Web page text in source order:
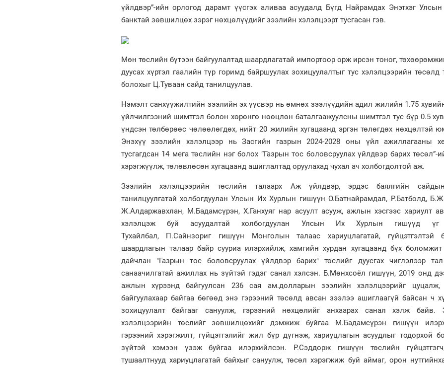
үйлдвэр”-ийн орлогод дарамт үүсгэх аливаа асуудалд Бүгд Найрамдах Энэтхэг
банктай зөвшилцөх зэрэг нөхцөлүүдийг зээлийн хэлэлцээрт тусгасан гэв.
Мөн төслийн бүтээн байгуулалтад шаардлагатай импортоор орж ирсэн тоног,
дуусах хүртэл гаалийн түр горимд байршуулах зохицуулалтыг тус хэлэлцээрийн төсөлд
болохыг Ц.Туваан сайд танилцуулав.
Нэмэлт санхүүжилтийн зээлийн эх үүсвэр нь өмнөх зээлүүдийн адил жилийн 1.75
үйлчилгээний шимтгэл болон хөрөнгө нөөцлөн баталгаажуулсны шимтгэл тус бүр 0.5
үндсэн төлбөрөөс чөлөөлөгдөх, нийт 20 жилийн хугацаанд эргэн төлөгдөх нөхцөлтэй
Энэхүү зээлийн хэлэлцээр нь Засгийн газрын 2024-2028 оны үйл ажиллагааны
тусгагдсан 14 мега төслийн нэг болох “Газрын тос боловсруулах үйлдвэр барих төсөл”-
хэрэгжүүлж, төлөвлөсөн хугацаанд ашиглалтад оруулахад чухал ач холбогдолтой аж.
Зээлийн хэлэлцээрийн төслийн талаарх Аж үйлдвэр, эрдэс баялгийн
танилцуулгатай холбогдуулан Улсын Их Хурлын гишүүн О.Батнайрамдал, Р.Батболд,
Ж.Алдаржавхлан, М.Бадамсүрэн, Х.Ганхуяг нар асуулт асууж, ажлын хэсгээс хариулт
хэлэлцэж буй асуудалтай холбогдуулан Улсын Их Хурлын гишүүд үг
Тухайлбал, П.Сайнзориг гишүүн Монголын талаас хариуцлагатай, гүйцэтгэлтэй
шаардлагын талаар байр сууриа илэрхийлж, хамгийн хурдан хугацаанд бүх
дайчлан "Газрын тос боловсруулах үйлдвэр барих" төслийг дуусгах чиглэлээр
санаачилгатай ажиллах нь зүйтэй гэдэг санал хэлсэн. Б.Мөнхсоёл гишүүн, 2019 онд
ажлын хүрээнд байгуулсан 236 сая ам.долларын зээлийн хэлэлцээрийг
байгуулахаар байгаа бөгөөд энэ гэрээний төсөлд авсан зээлээ ашиглаагүй байсан ч
зохицуулалт байгааг сануулж, гэрээний нөхцөлийг анхаарах санал хэлж байв.
хэлэлцээрийн төслийг зөвшилцөхийг дэмжиж буйгаа М.Бадамсүрэн гишүүн
гэрээний хэрэгжилт, гүйцэтгэлийг жил бүр дүгнэж, хариуцлагын асуудлыг тодорхой
зүйтэй хэмээн үзэж буйгаа илэрхийлсэн. Р.Сэддорж гишүүн төслийн
тушаалтнууд хариуцлагатай байхыг сануулж, төсөл хэрэгжиж буй аймаг, орон